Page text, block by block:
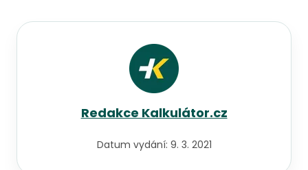
Redakce Kalkulátor.cz
Datum vydání: 9. 3. 2021